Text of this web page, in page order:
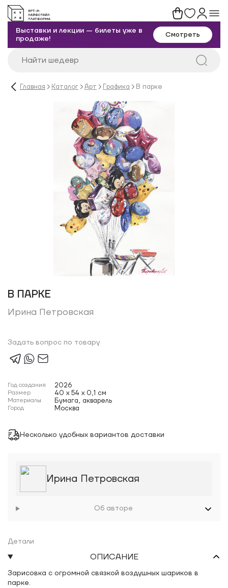
Выставки и лекции — билеты уже в
продаже!
Смотреть
Главная Каталог Арт Графика В парке
В ПАРКЕ
Ирина Петровская
Задать вопрос по товару
Год создания 2026
Размер 40 x 54 x 0,1 см
Материалы Бумага, акварель
Город Москва
Несколько удобных вариантов доставки
Ирина Петровская
Об авторе
Детали
ОПИСАНИЕ
Зарисовка с огромной связкой воздушных шариков в
парке.